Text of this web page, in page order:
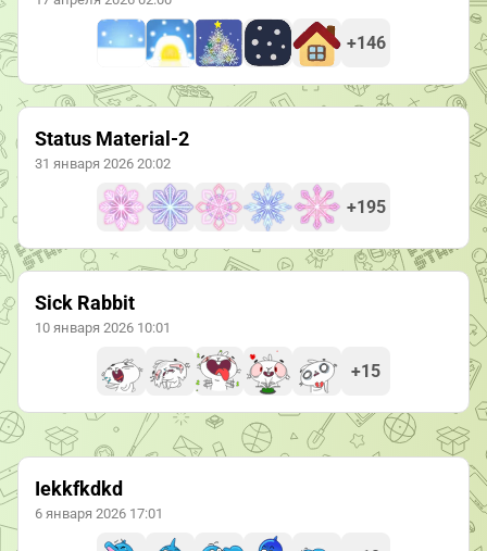
+146
Status Material-2
31 января 2026 20:02
+195
Sick Rabbit
10 января 2026 10:01
+15
Iekkfkdkd
6 января 2026 17:01